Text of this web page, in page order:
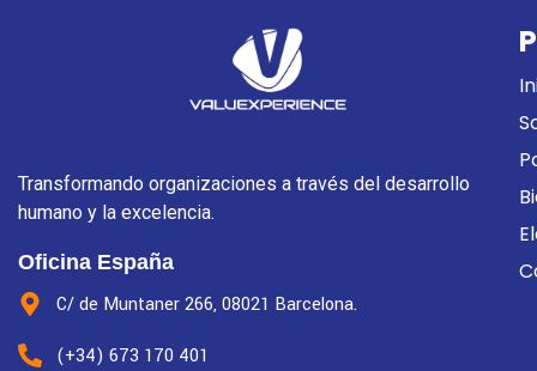
Transformando organizaciones a través del desarrollo
humano y la excelencia.
Oficina España
C/ de Muntaner 266, 08021 Barcelona.
(+34) 673 170 401